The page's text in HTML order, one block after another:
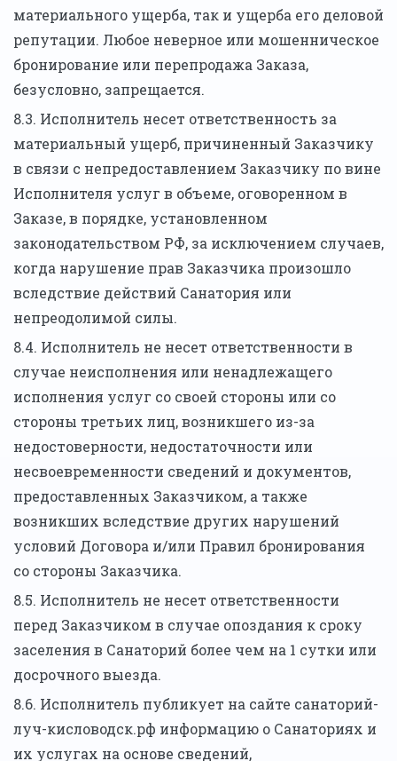
материального ущерба, так и ущерба его деловой
репутации. Любое неверное или мошенническое
бронирование или перепродажа Заказа,
безусловно, запрещается.
8.3. Исполнитель несет ответственность за
материальный ущерб, причиненный Заказчику
в связи с непредоставлением Заказчику по вине
Исполнителя услуг в объеме, оговоренном в
Заказе, в порядке, установленном
законодательством РФ, за исключением случаев,
когда нарушение прав Заказчика произошло
вследствие действий Санатория или
непреодолимой силы.
8.4. Исполнитель не несет ответственности в
случае неисполнения или ненадлежащего
исполнения услуг со своей стороны или со
стороны третьих лиц, возникшего из-за
недостоверности, недостаточности или
несвоевременности сведений и документов,
предоставленных Заказчиком, а также
возникших вследствие других нарушений
условий Договора и/или Правил бронирования
со стороны Заказчика.
8.5. Исполнитель не несет ответственности
перед Заказчиком в случае опоздания к сроку
заселения в Санаторий более чем на 1 сутки или
досрочного выезда.
8.6. Исполнитель публикует на сайте санаторий-
луч-кисловодск.рф информацию о Санаториях и
их услугах на основе сведений,